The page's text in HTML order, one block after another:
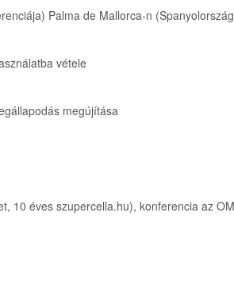
Palma de Mallorca-n
vétele
megújítása
10 éves szupercella.hu), konferencia az